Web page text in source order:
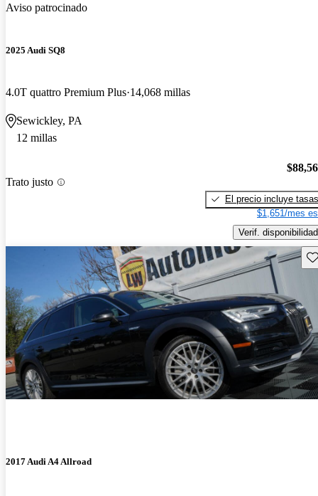
Aviso patrocinado
2025 Audi SQ8
4.0T quattro Premium Plus 14,068 millas
Sewickley, PA
12 millas
Trato justo
El precio incluye tasas
$1,651/mes
Verif. disponibilidad
2017 Audi A4 Allroad